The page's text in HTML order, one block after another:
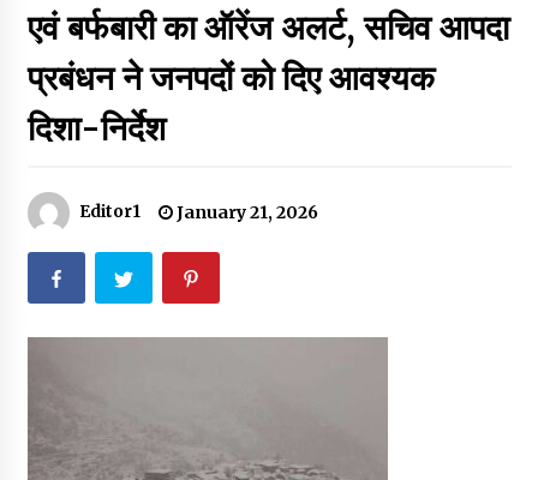
Thought Of The Day 6 September
September 6, 2023
Thought Of The Day 17 May
May 17, 2022
एवं बर्फबारी का ऑरेंज अलर्ट, सचिव आपदा
प्रबंधन ने जनपदों को दिए आवश्यक
दिशा-निर्देश
Editor1 January 21, 2026